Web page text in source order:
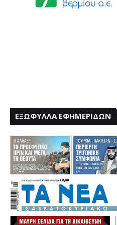
ΕΞΩΦΥΛΛΑ ΕΦΗΜΕΡΙΔΩΝ